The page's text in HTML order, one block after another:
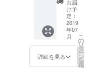
学生の
コミュ
ティー
スペー
ス
「agora
」で開
の方で
も大学
生限定
の毎週
金曜日
のagora
の勉強
日ま
で】 ・
清水か
ら「電
話で」
御礼の
メッ
セージ
ロゴス
テッ
カー ・
コー
ヒーor
紅茶飲
み放
題！(学
年12月
31日ま
で】 ・
チラシ
設置
【2019
年9月30
日ま
＋全部
り！！
】 ▼内
容 ・手
作りピ
ザパー
ティー
お届
け予
定：
2019
年07
月
詳細を見る
こ
の
リ
タ
ー
ン
を
選